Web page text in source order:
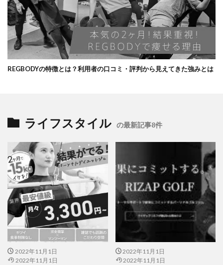
REGBODYの特徴とは？利用者の口コミ・評判から見えてきた強みとは
ライフスタイル の最新記事8件
2022年11月1日
2022年11月1日
2022年11月1日
2022年11月1日